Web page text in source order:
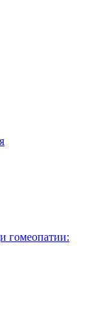
гомеопатии: